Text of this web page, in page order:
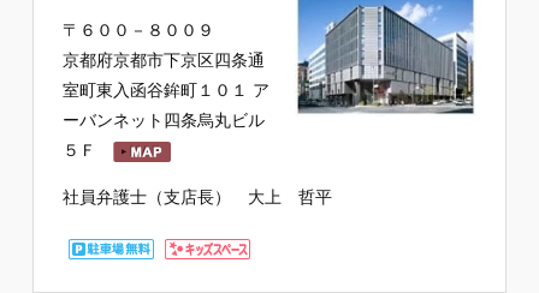
〒６００－８００９
京都府京都市下京区四条通
室町東入函谷鉾町１０１ ア
ーバンネット四条烏丸ビル
５Ｆ
社員弁護士（支店長） 大上 哲平